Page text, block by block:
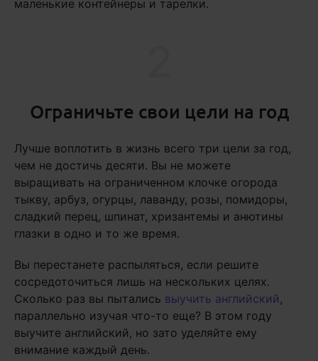
маленькие контейнеры и тарелки.
Ограничьте свои цели на год
Лучше воплотить в жизнь всего три цели за год,
чем не достичь десяти. Вы не можете
выращивать на ограниченном клочке огорода
тыкву, арбуз, огурцы, лаванду, розы, помидоры,
сладкий перец, шпинат, хризантемы и анютины
глазки в одно и то же время.
Вы перестанете распыляться, если решите
сосредоточиться лишь на нескольких целях.
Сколько раз вы пытались выучить английский ,
параллельно изучая что-то еще? В этом году
выучите английский, но зато уделяйте ему
внимание каждый день.